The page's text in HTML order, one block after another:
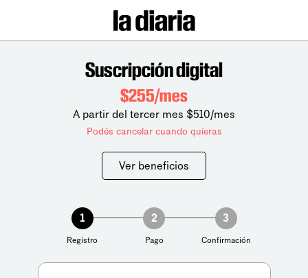
Suscripción digital
$255/mes
A partir del tercer mes $510/mes
Podés cancelar cuando quieras
Ver beneficios
1
Registro
2
Pago
3
Confirmación